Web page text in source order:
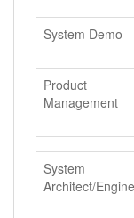
System Demo
Product
Management
System
Architect/